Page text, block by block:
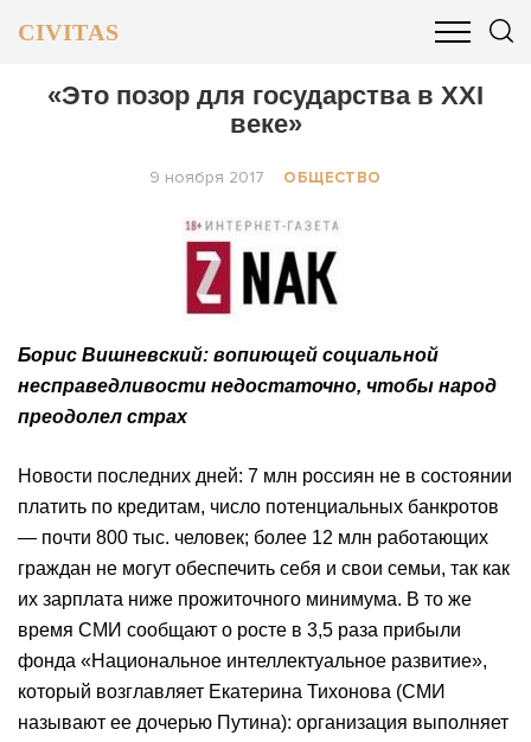
CIVITAS
ОБЩЕСТВО БИЗНЕС И ФИНАНСЫ
«Это позор для государства в XXI
веке»
9 ноября 2017 ОБЩЕСТВО
Борис Вишневский: вопиющей социальной
несправедливости недостаточно, чтобы народ
преодолел страх
Новости последних дней: 7 млн россиян не в состоянии
платить по кредитам, число потенциальных банкротов
— почти 800 тыс. человек; более 12 млн работающих
граждан не могут обеспечить себя и свои семьи, так как
их зарплата ниже прожиточного минимума. В то же
время СМИ сообщают о росте в 3,5 раза прибыли
фонда «Национальное интеллектуальное развитие»,
который возглавляет Екатерина Тихонова (СМИ
называют ее дочерью Путина): организация выполняет